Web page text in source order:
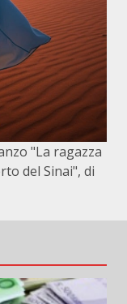
"La ragazza
del Sinai", di